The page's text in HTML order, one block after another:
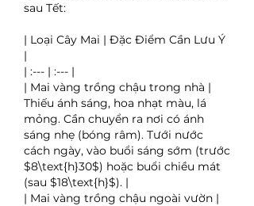
sau Tết:
| Loại Cây Mai | Đặc Điểm Cần Lưu Ý
|
| :--- | :--- |
| Mai vàng trồng chậu trong nhà |
Thiếu ánh sáng, hoa nhạt màu, lá
mỏng. Cần chuyển ra nơi có ánh
sáng nhẹ (bóng râm). Tưới nước
cách ngày, vào buổi sáng sớm (trước
$8\text{h}30$) hoặc buổi chiều mát
(sau $18\text{h}$). |
| Mai vàng trồng chậu ngoài vườn |